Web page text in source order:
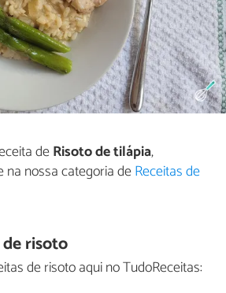
deRisoto de tilápia,
nossa categoria deReceitas de
risoto
de risoto aqui no TudoReceitas: